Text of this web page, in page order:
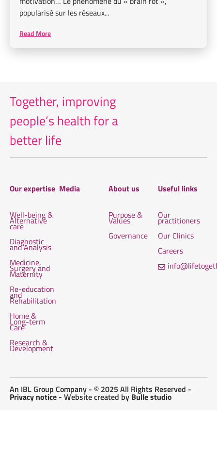
popularisé sur les réseaux...
Read More
Together, improving
people’s health fora
better life
Our expertise
Well-being &
Alternative
care
Diagnostic
and Analysis
Medicine,
Surgery and
Maternity
Re-education
and
Rehabilitation
Home &
Long-term
Care
Research &
Development
Media About us
Purpose &
Values
Governance
Useful links
Our
practitioners
Our Clinics
Careers
An IBL Group Company - © 2025 All Rights Reserved -
Privacy notice - Website created by Bulle studio